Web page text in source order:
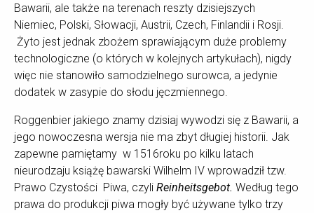
Bawarii, ale także na terenach reszty dzisiejszych
Niemiec, Polski, Słowacji, Austrii, Czech, Finlandii i Rosji.
Żyto jest jednak zbożem sprawiającym duże problemy
technologiczne (o których w kolejnych artykułach), nigdy
więc nie stanowiło samodzielnego surowca, a jedynie
dodatek w zasypie do słodu jęczmiennego.
Roggenbier jakiego znamy dzisiaj wywodzi się z Bawarii, a
jego nowoczesna wersja nie ma zbyt długiej historii. Jak
zapewne pamiętamy w 1516roku po kilku latach
nieurodzaju książę bawarski Wilhelm IV wprowadził tzw.
Prawo Czystości Piwa, czyli Reinheitsgebot. Według tego
prawa do produkcji piwa mogły być używane tylko trzy